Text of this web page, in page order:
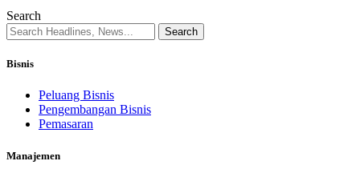
Search
Bisnis
Peluang Bisnis
Pengembangan Bisnis
Pemasaran
Manajemen